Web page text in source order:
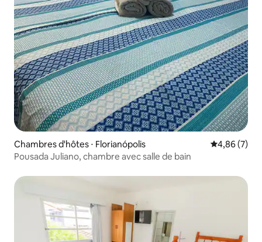
Chambres d'hôtes ⋅ Florianópolis Évaluation
4,86 (7)
Pousada Juliano, chambre avec salle de bain